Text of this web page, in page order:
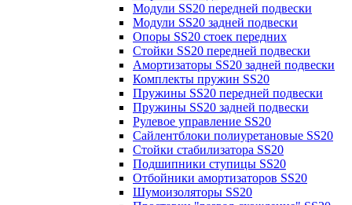
Модули SS20 передней подвески
Модули SS20 задней подвески
Опоры SS20 стоек передних
Стойки SS20 передней подвески
Амортизаторы SS20 задней подвески
Комплекты пружин SS20
Пружины SS20 передней подвески
Пружины SS20 задней подвески
Рулевое управление SS20
Сайлентблоки полиуретановые SS20
Стойки стабилизатора SS20
Подшипники ступицы SS20
Отбойники амортизаторов SS20
Шумоизоляторы SS20